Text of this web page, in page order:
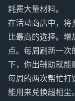
耗费大量材料。
在活动商店中，将
比最高的选择。
点。每周刷新一次
下，你出辅助就能
每周的两次帮忙打
能用来兑换超相尘